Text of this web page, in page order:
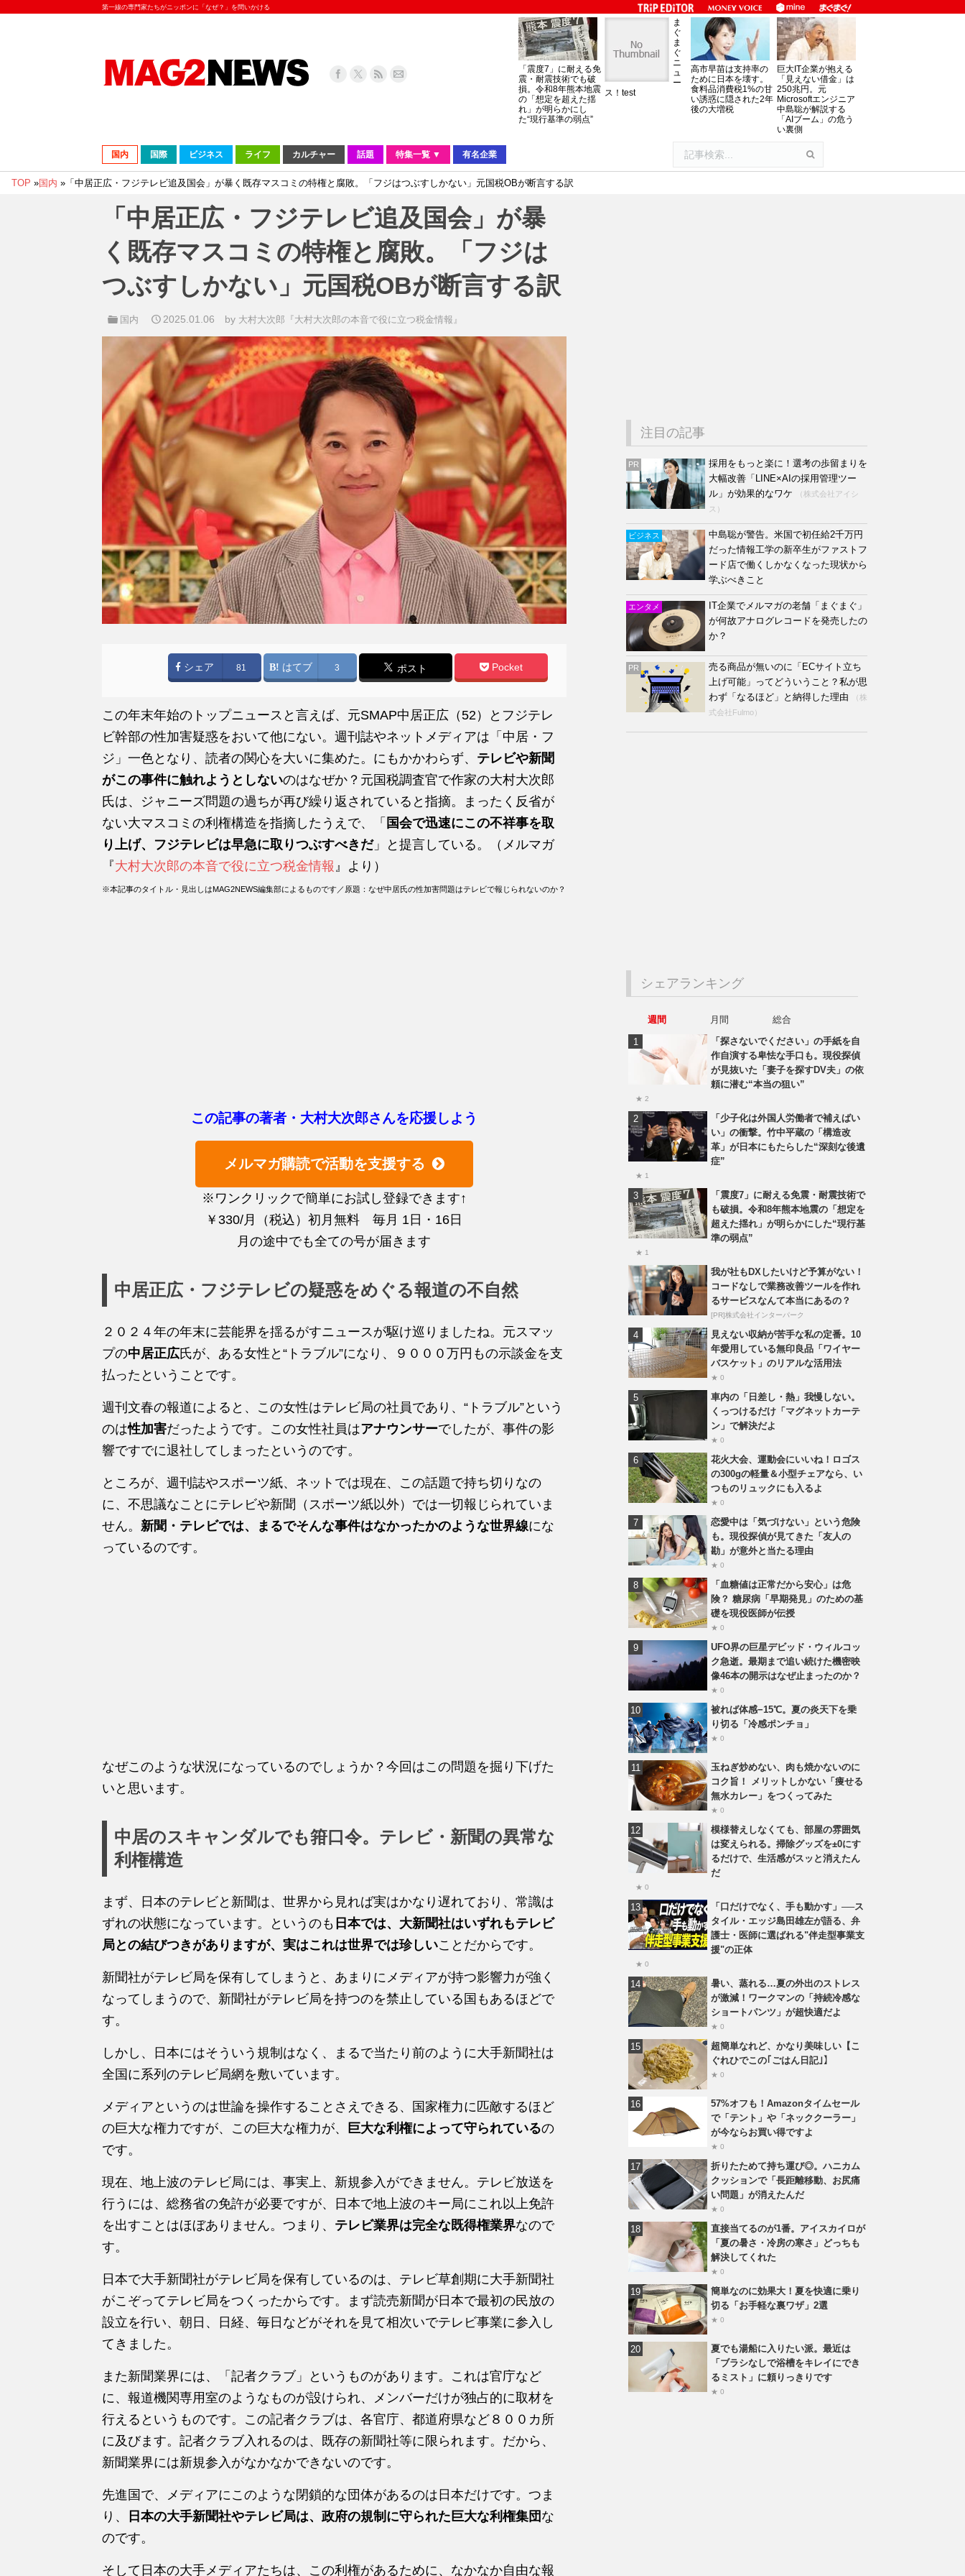
第一線の専門家たちがニッポンに「なぜ？」を問いかける
「震度7」に耐える免
震・耐震技術でも破
損。令和8年熊本地震
の「想定を超えた揺
れ」が明らかにし
た“現行基準の弱点”
ま
ぐ
ま
ぐ
ニ
ュ
ー
ス！test
高市早苗は支持率の
ために日本を壊す。
食料品消費税1%の甘
い誘惑に隠された2年
後の大増税
巨大IT企業が抱える
「見えない借金」は
250兆円。元
Microsoftエンジニア
中島聡が解説する
「AIブーム」の危う
い裏側
国内 国際 ビジネス ライフ カルチャー 話題 特集一覧 ▼ 有名企業
TOP »国内 » 「中居正広・フジテレビ追及国会」が暴く既存マスコミの特権と腐敗。「フジはつぶすしかない」元国税OBが断言する訳
「中居正広・フジテレビ追及国会」が暴
く既存マスコミの特権と腐敗。「フジは
つぶすしかない」元国税OBが断言する訳
国内 2025.01.06 by 大村大次郎『大村大次郎の本音で役に立つ税金情報』
シェア 81 はてブ 3 ポスト Pocket
この年末年始のトップニュースと言えば、元SMAP中居正広（52）とフジテレ
ビ幹部の性加害疑惑をおいて他にない。週刊誌やネットメディアは「中居・フ
ジ」一色となり、読者の関心を大いに集めた。にもかかわらず、 テレビや新聞
がこの事件に触れようとしないのはなぜか？元国税調査官で作家の大村大次郎
氏は、ジャニーズ問題の過ちが再び繰り返されていると指摘。まったく反省が
ない大マスコミの利権構造を指摘したうえで、「 国会で迅速にこの不祥事を取
り上げ、フジテレビは早急に取りつぶすべきだ」と提言している。（メルマガ
『大村大次郎の本音で役に立つ税金情報 』より）
※本記事のタイトル・見出しはMAG2NEWS編集部によるものです／原題：なぜ中居氏の性加害問題はテレビで報じられないのか？
この記事の著者・大村大次郎さんを応援しよう
メルマガ購読で活動を支援する
※ワンクリックで簡単にお試し登録できます↑
￥330/月（税込）初月無料 毎月 1日・16日
月の途中でも全ての号が届きます
中居正広・フジテレビの疑惑をめぐる報道の不自然
２０２４年の年末に芸能界を揺るがすニュースが駆け巡りましたね。元スマッ
プの中居正広氏が、ある女性と“トラブル”になり、９０００万円もの示談金を支
払ったということです。
週刊文春の報道によると、この女性はテレビ局の社員であり、“トラブル”という
のは性加害だったようです。この女性社員はアナウンサーでしたが、事件の影
響ですでに退社してしまったというのです。
ところが、週刊誌やスポーツ紙、ネットでは現在、この話題で持ち切りなの
に、不思議なことにテレビや新聞（スポーツ紙以外）では一切報じられていま
せん。 新聞・テレビでは、まるでそんな事件はなかったかのような世界線にな
っているのです。
なぜこのような状況になっているのでしょうか？今回はこの問題を掘り下げた
いと思います。
中居のスキャンダルでも箝口令。テレビ・新聞の異常な
利権構造
まず、日本のテレビと新聞は、世界から見れば実はかなり遅れており、常識は
ずれの状態になっています。というのも 日本では、大新聞社はいずれもテレビ
局との結びつきがありますが、実はこれは世界では珍しいことだからです。
新聞社がテレビ局を保有してしまうと、あまりにメディアが持つ影響力が強く
なってしまうので、新聞社がテレビ局を持つのを禁止している国もあるほどで
す。
しかし、日本にはそういう規制はなく、まるで当たり前のように大手新聞社は
全国に系列のテレビ局網を敷いています。
メディアというのは世論を操作することさえできる、国家権力に匹敵するほど
の巨大な権力ですが、この巨大な権力が、
巨大な利権によって守られているの
です。
現在、地上波のテレビ局には、事実上、新規参入ができません。テレビ放送を
行うには、総務省の免許が必要ですが、日本で地上波のキー局にこれ以上免許
を出すことはほぼありません。つまり、 テレビ業界は完全な既得権業界なので
す。
日本で大手新聞社がテレビ局を保有しているのは、テレビ草創期に大手新聞社
がこぞってテレビ局をつくったからです。まず読売新聞が日本で最初の民放の
設立を行い、朝日、日経、毎日などがそれを見て相次いでテレビ事業に参入し
てきました。
また新聞業界には、「記者クラブ」というものがあります。これは官庁など
に、報道機関専用室のようなものが設けられ、メンバーだけが独占的に取材を
行えるというものです。この記者クラブは、各官庁、都道府県など８００カ所
に及びます。記者クラブ入れるのは、既存の新聞社等に限られます。だから、
新聞業界には新規参入がなかなかできないのです。
先進国で、メディアにこのような閉鎖的な団体があるのは日本だけです。つま
り、
日本の大手新聞社やテレビ局は、政府の規制に守られた巨大な利権集団 な
のです。
そして日本の大手メディアたちは、この利権があるために、なかなか自由な報
注目の記事
PR
採用をもっと楽に！選考の歩留まりを
大幅改善「LINE×AIの採用管理ツー
ル」が効果的なワケ
（株式会社アイシ
ス）
ビジネス
中島聡が警告。米国で初任給2千万円
だった情報工学の新卒生がファストフ
ード店で働くしかなくなった現状から
学ぶべきこと
エンタメ
IT企業でメルマガの老舗「まぐまぐ」
が何故アナログレコードを発売したの
か？
PR
売る商品が無いのに「ECサイト立ち
上げ可能」ってどういうこと？私が思
わず「なるほど」と納得した理由
（株
式会社Fulmo）
シェアランキング
週間 月間
総合
「探さないでください」の手紙を自
作自演する卑怯な手口も。現役探偵
が見抜いた「妻子を探すDV夫」の依
頼に潜む“本当の狙い”
★ 2
「少子化は外国人労働者で補えばい
い」の衝撃。竹中平蔵の「構造改
革」が日本にもたらした“深刻な後遺
症”
★ 1
「震度7」に耐える免震・耐震技術で
も破損。令和8年熊本地震の「想定を
超えた揺れ」が明らかにした“現行基
準の弱点”
★ 1
我が社もDXしたいけど予算がない！
コードなしで業務改善ツールを作れ
るサービスなんて本当にあるの？
[PR]株式会社インターパーク
見えない収納が苦手な私の定番。10
年愛用している無印良品「ワイヤー
バスケット」のリアルな活用法
★ 0
車内の「日差し・熱」我慢しない。
くっつけるだけ「マグネットカーテ
ン」で解決だよ
★ 0
花火大会、運動会にいいね！ロゴス
の300gの軽量＆小型チェアなら、い
つものリュックにも入るよ
★ 0
恋愛中は「気づけない」という危険
も。現役探偵が見てきた「友人の
勘」が意外と当たる理由
★ 0
「血糖値は正常だから安心」は危
険？ 糖尿病「早期発見」のための基
礎を現役医師が伝授
★ 0
UFO界の巨星デビッド・ウィルコッ
ク急逝。最期まで追い続けた機密映
像46本の開示はなぜ止まったのか？
★ 0
被れば体感−15℃。夏の炎天下を乗
り切る「冷感ポンチョ」
★ 0
玉ねぎ炒めない、肉も焼かないのに
コク旨！ メリットしかない「痩せる
無水カレー」をつくってみた
★ 0
模様替えしなくても、部屋の雰囲気
は変えられる。掃除グッズを±0にす
るだけで、生活感がスッと消えたん
だ
★ 0
「口だけでなく、手も動かす」──ス
タイル・エッジ島田雄左が語る、弁
護士・医師に選ばれる"伴走型事業支
援"の正体
★ 0
暑い、蒸れる…夏の外出のストレス
が激減！ワークマンの「持続冷感な
ショートパンツ」が超快適だよ
★ 0
超簡単なれど、かなり美味しい【こ
ぐれひでこの｢ごはん日記｣】
★ 0
57%オフも！Amazonタイムセール
で「テント」や「ネッククーラー」
が今ならお買い得ですよ
★ 0
折りたためて持ち運び◎。ハニカム
クッションで「長距離移動、お尻痛
い問題」が消えたんだ
★ 0
直接当てるのが1番。アイスカイロが
「夏の暑さ・冷房の寒さ」どっちも
解決してくれた
★ 0
簡単なのに効果大！夏を快適に乗り
切る「お手軽な裏ワザ」2選
★ 0
夏でも湯船に入りたい派。最近は
「ブラシなしで浴槽をキレイにでき
るミスト」に頼りっきりです
★ 0